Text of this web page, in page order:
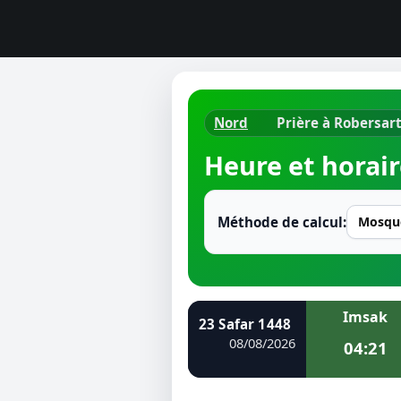
Horaires
Heure de
Ramadan
Nord Prière à Robersart
Heure et
Méthode de calcul:
23 Safar 1448
08/08/2026
Imsak
04:21